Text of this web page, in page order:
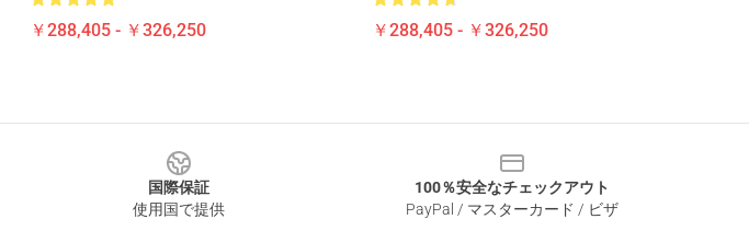
￥288,405 - ￥326,250 ￥288,405 - ￥326,250
国際保証
使用国で提供
100％安全なチェックアウト
PayPal / マスターカード / ビザ